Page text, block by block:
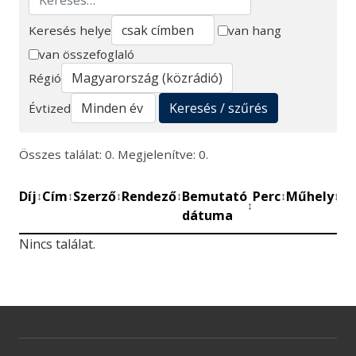
Keresés
Keresés helye
van hang
van összefoglaló
Régió
Évtized
Keresés / szűrés
Összes találat: 0. Megjelenítve: 0.
Díj↕Cím↕Szerző↕Rendező↕Bemutató
dátuma
↕
Perc↕Műhely↕
Nincs találat.